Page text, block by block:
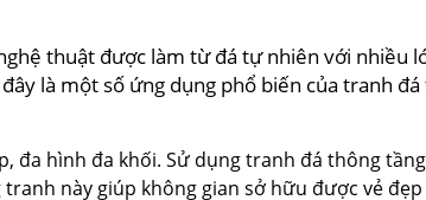
thuật được làm từ đá tự nhiên với nhiều
là một số ứng dụng phổ biến của tranh
đa hình đa khối. Sử dụng tranh đá thông
này giúp không gian sở hữu được vẻ